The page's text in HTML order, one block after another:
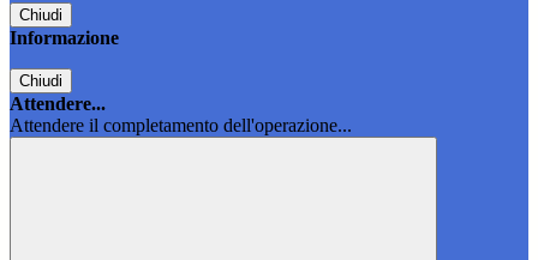
Chiudi
Informazione
Chiudi
Attendere...
Attendere il completamento dell'operazione...